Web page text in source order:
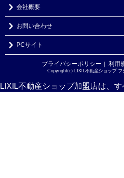
会社概要
お問い合わせ
PCサイト
プライバシーポリシー ｜ 利用
Copyright(c) LIXIL不動産ショップ フ
LIXIL不動産ショップ加盟店は、す